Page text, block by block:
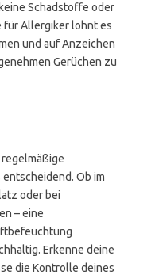
Schadstoffe oder
für Allergiker lohnt es
und auf Anzeichen
Gerüchen zu
Ob im
oder bei
– eine
Erkenne deine
die Kontrolle deines